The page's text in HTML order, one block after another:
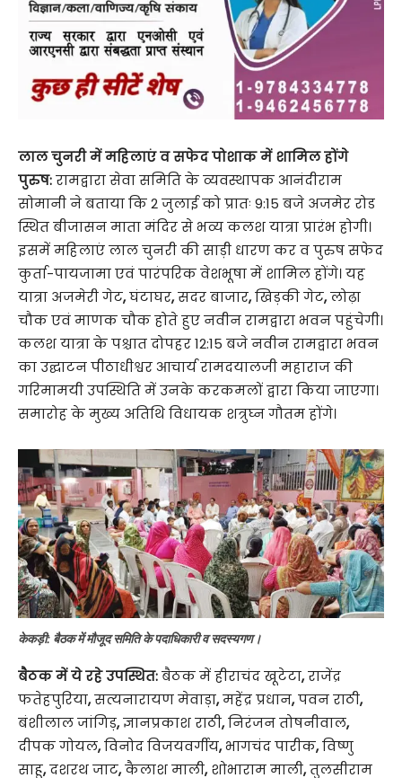
लाल चुनरी में महिलाएं व सफेद पोशाक में शामिल होंगे
पुरुष:रामद्वारा सेवा समिति के व्यवस्थापक आनंदीराम
सोमानी ने बताया कि 2 जुलाई को प्रातः 9:15 बजे अजमेर रोड
स्थित बीजासन माता मंदिर से भव्य कलश यात्रा प्रारंभ होगी।
इसमें महिलाएं लाल चुनरी की साड़ी धारण कर व पुरुष सफेद
कुर्ता-पायजामा एवं पारंपरिक वेशभूषा में शामिल होंगे। यह
यात्रा अजमेरी गेट,घंटाघर,सदर बाजार,खिड़की गेट,लोढ़ा
चौक एवं माणक चौक होते हुए नवीन रामद्वारा भवन पहुंचेगी।
कलश यात्रा के पश्चात दोपहर 12:15 बजे नवीन रामद्वारा भवन
का उद्घाटन पीठाधीश्वर आचार्य रामदयालजी महाराज की
गरिमामयी उपस्थिति में उनके करकमलों द्वारा किया जाएगा।
समारोह के मुख्य अतिथि विधायक शत्रुघ्न गौतम होंगे।
केकड़ी: बैठक में मौजूद समिति के पदाधिकारी व सदस्यगण।
बैठक में ये रहे उपस्थित:बैठक में हीराचंद खूटेटा,राजेंद्र
फतेहपुरिया,सत्यनारायण मेवाड़ा,महेंद्र प्रधान,पवन राठी,
बंशीलाल जांगिड़,ज्ञानप्रकाश राठी,निरंजन तोषनीवाल,
दीपक गोयल,विनोद विजयवर्गीय,भागचंद पारीक,विष्णु
साहू,दशरथ जाट,कैलाश माली,शोभाराम माली,तुलसीराम